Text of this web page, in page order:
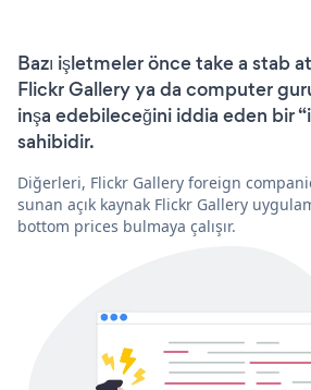
Bazı işletmeler önce take a stab
Flickr Gallery ya da computer
inşa edebileceğini iddia eden bir
sahibidir.
Diğerleri, Flickr Gallery foreign
sunan açık kaynak Flickr Gallery
bottom prices bulmaya çalışır.